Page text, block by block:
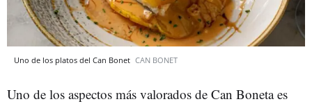
Uno de los platos del Can Bonet CAN BONET
Uno de los aspectos más valorados de Can Boneta es